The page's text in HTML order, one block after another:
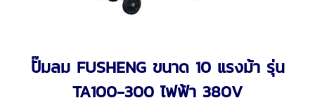
ปั๊มลม FUSHENG ขนาด 10 แรงม้า รุ่น
TA100-300 ไฟฟ้า 380V